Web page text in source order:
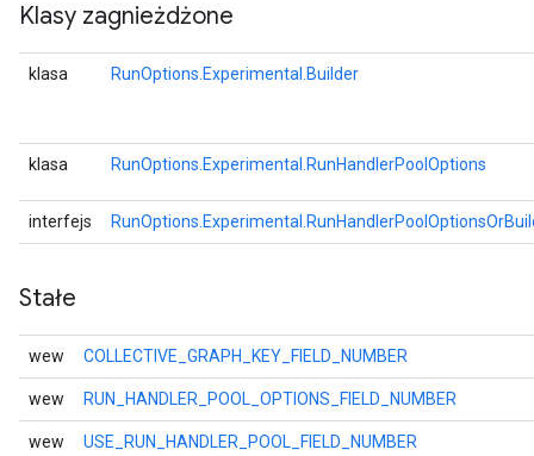
Klasy zagnieżdżone
klasa RunOptions.Experimental.Builder
klasa RunOptions.Experimental.RunHandlerPoolOptions
interfejs
Stałe
wew COLLECTIVE_GRAPH_KEY_FIELD_NUMBER
wew RUN_HANDLER_POOL_OPTIONS_FIELD_NUMBER
wew USE_RUN_HANDLER_POOL_FIELD_NUMBER